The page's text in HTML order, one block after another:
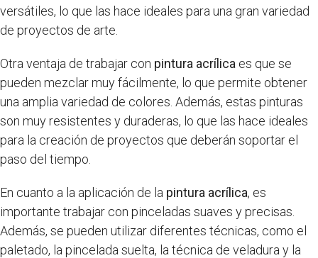
versátiles, lo que las hace ideales para una gran variedad
de proyectos de arte.
Otra ventaja de trabajar con pintura acrílica es que se
pueden mezclar muy fácilmente, lo que permite obtener
una amplia variedad de colores. Además, estas pinturas
son muy resistentes y duraderas, lo que las hace ideales
para la creación de proyectos que deberán soportar el
paso del tiempo.
En cuanto a la aplicación de la pintura acrílica, es
importante trabajar con pinceladas suaves y precisas.
Además, se pueden utilizar diferentes técnicas, como el
paletado, la pincelada suelta, la técnica de veladura y la